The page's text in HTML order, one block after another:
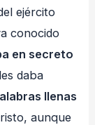
ejército
conocido
en secreto
daba
llenas
aunque